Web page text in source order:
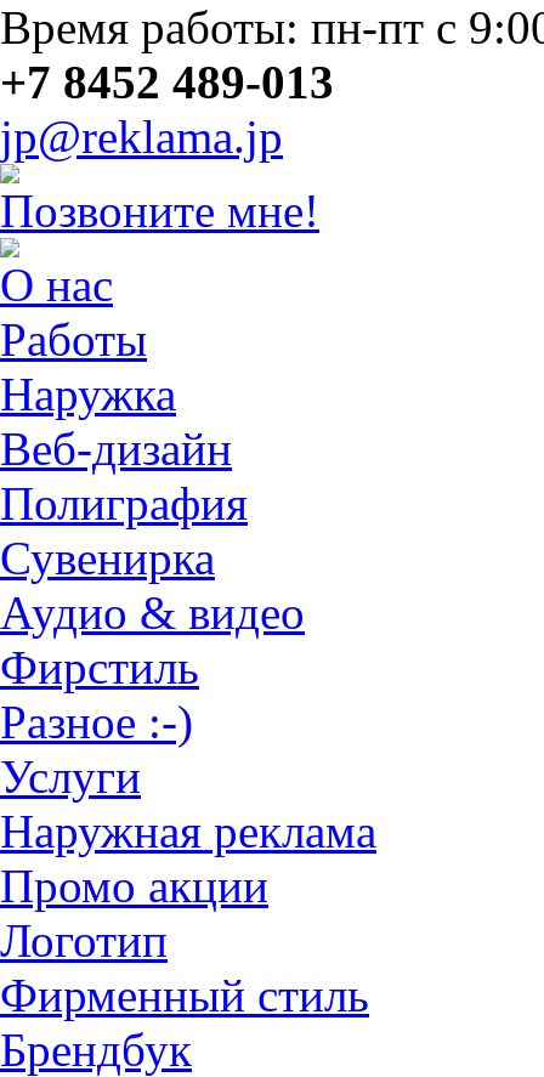
Время работы: пн-пт с
+7 8452 489-013
jp@reklama.jp
Позвоните мне!
О нас
Работы
Наружка
Веб-дизайн
Полиграфия
Сувенирка
Аудио & видео
Фирстиль
Разное :-)
Услуги
Наружная реклама
Промо акции
Логотип
Фирменный стиль
Брендбук